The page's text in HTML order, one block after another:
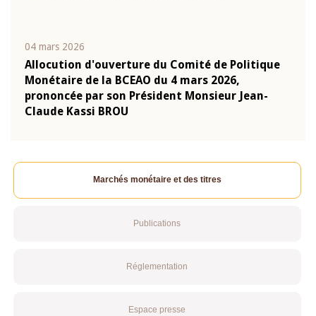
04 mars 2026
Allocution d'ouverture du Comité de Politique
Monétaire de la BCEAO du 4 mars 2026,
prononcée par son Président Monsieur Jean-
Claude Kassi BROU
Marchés monétaire et des titres
Publications
Réglementation
Espace presse